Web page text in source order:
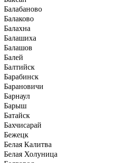
Балабаново
Балаково
Балахна
Балашиха
Балашов
Балей
Балтийск
Барабинск
Барановичи
Барнаул
Барыш
Батайск
Бахчисарай
Бежецк
Белая Калитва
Белая Холуница